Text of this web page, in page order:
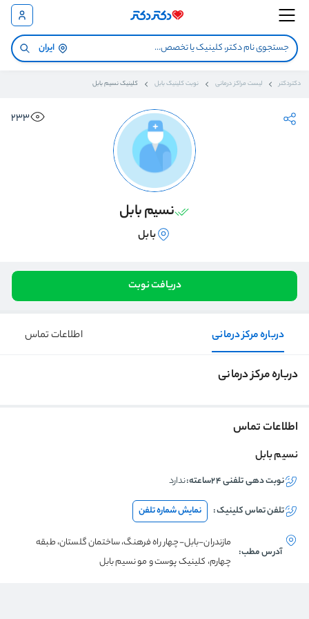
ایران
دکتردکتر لیست مراکز درمانی نوبت کلینیک بابل کلینیک نسیم بابل
233
نسیم بابل
بابل
دریافت نوبت
درباره مرکز درمانی اطلاعات تماس
درباره مرکز درمانی
اطلاعات تماس
نسیم بابل
نوبت دهی تلفنی ۲۴ساعته: ندارد
تلفن تماسکلینیک: نمایش شماره تلفن
آدرس مطب:
مازندران-بابل-چهار راه فرهنگ، ساختمان گلستان، طبقه
چهارم، کلینیک پوست و مو نسیم بابل